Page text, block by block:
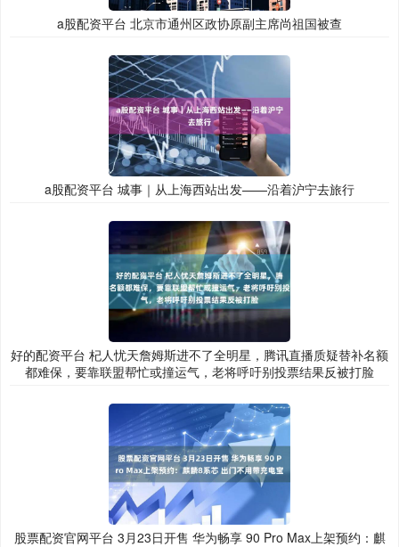
a股配资平台 北京市通州区政协原副主席尚祖国被查
a股配资平台 城事｜从上海西站出发——沿着沪宁去旅行
好的配资平台 杞人忧天詹姆斯进不了全明星，腾讯直播质疑替补名额
都难保，要靠联盟帮忙或撞运气，老将呼吁别投票结果反被打脸
股票配资官网平台 3月23日开售 华为畅享 90 Pro Max上架预约：麒